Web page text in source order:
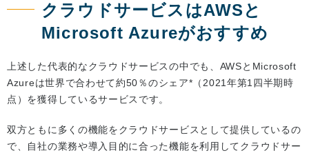
クラウドサービスはAWSと
Microsoft Azureがおすすめ
上述した代表的なクラウドサービスの中でも、AWSとMicrosoft
Azureは世界で合わせて約50％のシェア*（2021年第1四半期時
点）を獲得しているサービスです。
双方ともに多くの機能をクラウドサービスとして提供しているの
で、自社の業務や導入目的に合った機能を利用してクラウドサー